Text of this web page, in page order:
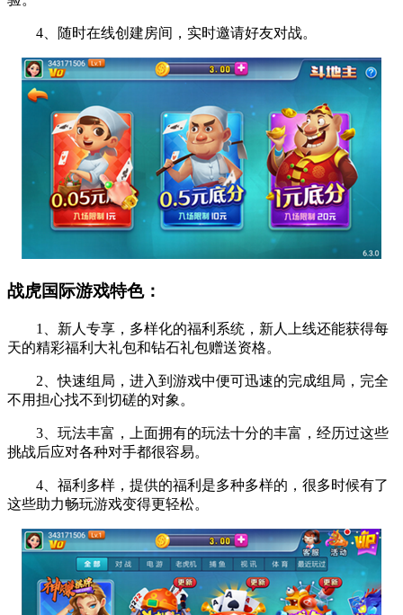
4、随时在线创建房间，实时邀请好友对战。
战虎国际游戏特色：
1、新人专享，多样化的福利系统，新人上线还能获得每
天的精彩福利大礼包和钻石礼包赠送资格。
2、快速组局，进入到游戏中便可迅速的完成组局，完全
不用担心找不到切磋的对象。
3、玩法丰富，上面拥有的玩法十分的丰富，经历过这些
挑战后应对各种对手都很容易。
4、福利多样，提供的福利是多种多样的，很多时候有了
这些助力畅玩游戏变得更轻松。